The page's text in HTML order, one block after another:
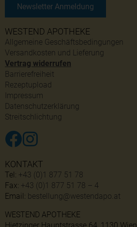
WESTEND APOTHEKE
Allgemeine Geschäftsbedingungen
Versandkosten und Lieferung
Vertrag widerrufen
Barrierefreiheit
Rezeptupload
Impressum
Datenschutzerklärung
Streitschlichtung
Newsletter Anmeldung
KONTAKT
Tel: +43 (0)1 877 51 78
Fax: +43 (0)1 877 51 78 – 4
Email: bestellung@westendapo.at
WESTEND APOTHEKE